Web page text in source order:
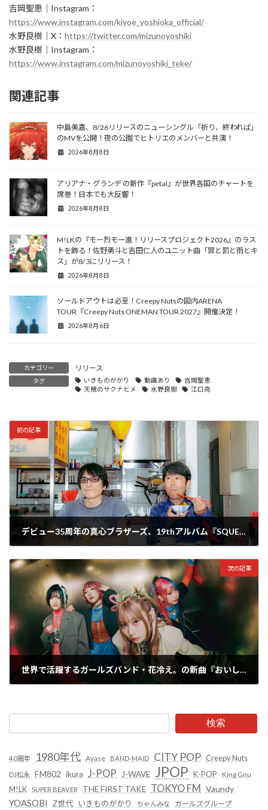
吉岡聖恵｜Instagram：
https://www.instagram.com/kiyoe_yoshioka_official/
水野良樹｜X： https://twitter.com/mizunoyoshiki
水野良樹｜Instagram：
https://www.instagram.com/mizunoyoshiki_teke/
関連記事
中島美嘉、8/26リリースのニューシングル「祈り、終われば」
のMVを公開！夜の公園でヒトリエのメンバーと共演！
2026年8月8日
アリアナ・グランデ の新作『petal』が世界各国のチャートを
席巻！日本でも大反響！
2026年8月8日
M!LKの『モー烈モー進！リリースプロジェクト2026』のラス
トを飾る！佐野勇斗と吉田仁人のユニット曲「罪と罰と雨とキ
ス」が8/3にリリース！
2026年8月8日
ソールドアウトは必至！Creepy Nutsの国内ARENA
TOUR『Creepy Nuts ONEMAN TOUR 2027』開催決定！
2026年8月6日
カテゴリー リリース
タグ いきものがかり 動画あり
吉岡聖恵
天穂のサクナヒメ
水野良樹 江口亮
前の記事
デビュー35周年の真心ブラザーズ、19thアルバム『SQUEEZE and RELEASE』を9/21に発売決定！アルバムリリースツアーも11月から開催
次の記事
世界で活躍するガールズバンド・花冷え。の新曲『おいしいサバイバー』が来年1月放送予定TVアニメ『もめんたりー・リリィ』OPテーマに決定!!
検索
40周年 1980年代 Ayase BAND-MAID CITY POP Creepy Nuts
DJ松永 FM802 ikura J-POP J-WAVE JPOP K-POP
King Gnu
M!LK
SUPER BEAVER THE FIRST TAKE TOKYO FM Vaundy
YOASOBI Z世代 いきものがかり ちゃんみな ガールズグループ